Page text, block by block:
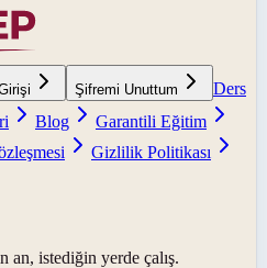
Şifremi Unuttum
Ders
Blog
Garantili Eğitim
Gizlilik Politikası
istediğin yerde çalış.